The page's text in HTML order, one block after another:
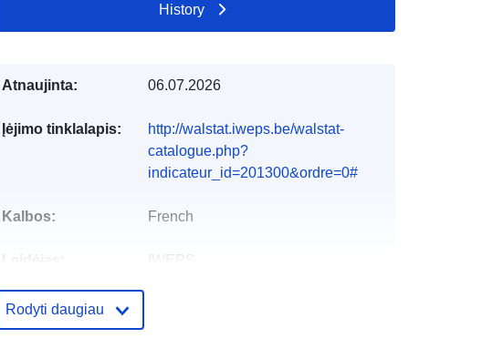
History
Atnaujinta: 06.07.2026
Įėjimo tinklalapis:
http://walstat.iweps.be/walstat-
catalogue.php?
indicateur_id=201300&ordre=0#
Kalbos: French
IWEPS
Kontaktinis
punktas:
Rodyti daugiau